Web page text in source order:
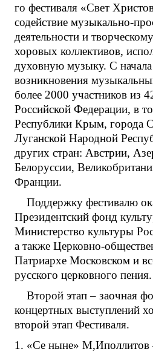
го фестиваля «Свет
содействие музыкально-
деятельности и
хоровых коллективов,
духовную музыку. С начала
возникновения
более 2000 участников из
Российской Федерации, в
Республики Крым, города
Луганской Народной
других стран: Австрии,
Белоруссии,
Франции.
Поддержку фестивалю
Президентский фонд
Министерство культуры
а также Церковно-
Патриархе Московском и
русского церковного пения.
Второй этап – заочная
концертных выступлений
второй этап Фестиваля.
1. «Се ныне» М,Иполлитов